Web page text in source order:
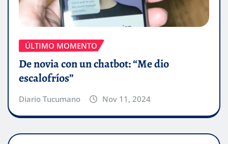
ÚLTIMO MOMENTO
De novia con un chatbot: “Me dio
escalofríos”
Diario Tucumano Nov 11, 2024